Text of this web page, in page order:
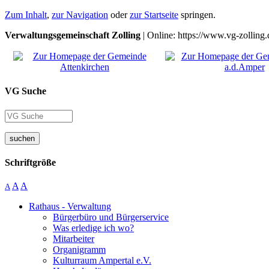
Zum Inhalt, zur Navigation oderzur Startseite springen.
Verwaltungsgemeinschaft Zolling | Online: https://www.vg-
VG Suche
suchen
Schriftgröße
A A A
Rathaus - Verwaltung
Bürgerbüro und Bürgerservice
Was erledige ich wo?
Mitarbeiter
Organigramm
Kulturraum Ampertal e.V.